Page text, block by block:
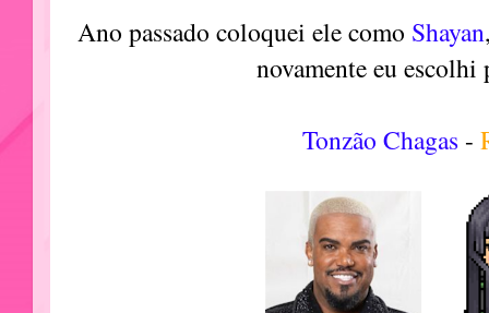
Ano passado coloquei ele como Shayan
novamente eu escolhi
Tonzão Chagas -